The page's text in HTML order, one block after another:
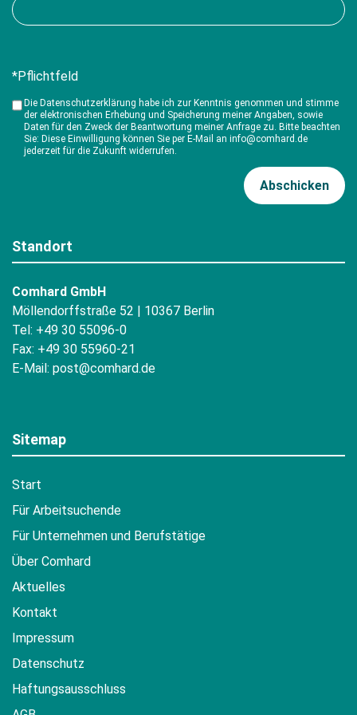
*Pflichtfeld
Die Datenschutzerklärung habe ich zur Kenntnis genommen und stimme
der elektronischen Erhebung und Speicherung meiner Angaben, sowie
Daten für den Zweck der Beantwortung meiner Anfrage zu. Bitte beachten
Sie: Diese Einwilligung können Sie per E-Mail an info@comhard.de
jederzeit für die Zukunft widerrufen.
Standort
Comhard GmbH
Möllendorffstraße 52 | 10367 Berlin
Tel: +49 30 55096-0
Fax: +49 30 55960-21
E-Mail: post@comhard.de
Sitemap
Start
Für Arbeitsuchende
Für Unternehmen und Berufstätige
Über Comhard
Aktuelles
Kontakt
Impressum
Datenschutz
Haftungsausschluss